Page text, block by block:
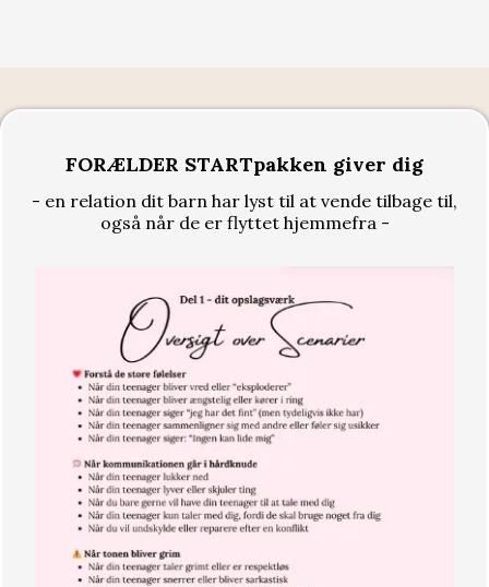
FORÆLDER STARTpakken giver dig
- en relation dit barn har lyst til at vende tilbage til,
også når de er flyttet hjemmefra -